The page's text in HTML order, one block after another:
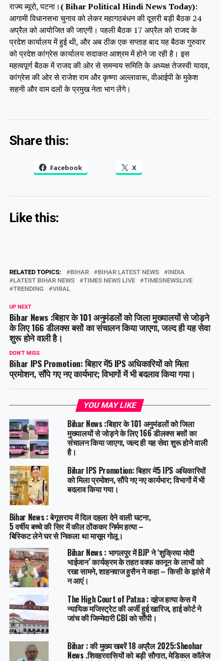
राज्य ब्यूरो, पटना। ( Bihar Political Hindi News Today):
आगामी विधानसभा चुनाव को लेकर महागठबंधन की दूसरी बड़ी बैठक 24
अप्रैल को आयोजित की जाएगी। पहली बैठक 17 अप्रैल को राजद के
प्रदेश कार्यालय में हुई थी, और अब ठीक एक सप्ताह बाद यह बैठक गुरुवार
को प्रदेश कांग्रेस कार्यालय सदाकत आश्रम में होने जा रही है। इस
महत्वपूर्ण बैठक में राजद की ओर से समन्वय समिति के अध्यक्ष तेजस्वी यादव,
कांग्रेस की ओर से राजेश राम और कृष्णा अल्लावारू, वीआईपी के मुकेश
सहनी और वाम दलों के प्रमुख नेता भाग लेंगे।
Share this:
Facebook X
Like this:
RELATED TOPICS: BIHAR BIHAR LATEST NEWS
INDIA
LATEST BIHAR NEWS
TIMES NEWS LIVE
TIMESNEWSLIVE
TRENDING
VIRAL
UP NEXT
Bihar News :बिहार के 101 अनुमंडलों को जिला मुख्यालयों से जोड़ने
के लिए 166 डीलक्स बसों का संचालन किया जाएगा, जल्द ही यह सेवा
शुरू होने वाली है।
DON'T MISS
Bihar IPS Promotion: बिहार में5 IPS अधिकारियों को मिला
प्रमोशन, सौंपे गए नए कार्यभार; विभागों में भी बदलाव किया गया।
YOU MAY LIKE
Bihar News :बिहार के 101 अनुमंडलों को जिला
मुख्यालयों से जोड़ने के लिए 166 डीलक्स बसों का
संचालन किया जाएगा, जल्द ही यह सेवा शुरू होने वाली
है।
Bihar IPS Promotion: बिहार में5 IPS अधिकारियों
को मिला प्रमोशन, सौंपे गए नए कार्यभार; विभागों में भी
बदलाव किया गया।
Bihar News : बेगूसराय में दिल दहला देने वाली घटना,
5 वर्षीय बच्चे की सिर में कील ठोंककर निर्मम हत्या –
बिस्किट लेने घर से निकला था मासूम गोलू।
Bihar News : भागलपुर में BJP ने ‘शुक्रिया मोदी
भाईजान’ कार्यक्रम के तहत वक्फ कानून के लाभों को
रखा सामने, शाहनवाज हुसैन ने कहा – किसी के झांसे में
न आएं।
The High Court of Patna : दहेज हत्या केस में
न्यायिक मजिस्ट्रेट की अर्जी हुई खारिज, हाई कोर्ट ने
जांच की जिम्मेदारी CBI को सौंपी।
Bihar : की मुख्य खबरें 18 अप्रैल 2025:Sheohar
News .शिवहरवासियों को बड़ी सौगात, मेडिकल कॉलेज